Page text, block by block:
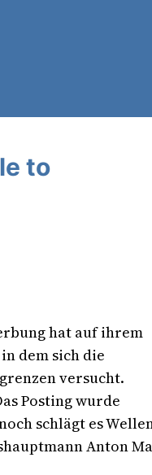
to
hat auf ihrem
dem sich die
versucht.
Posting wurde
schlägt es
Anton